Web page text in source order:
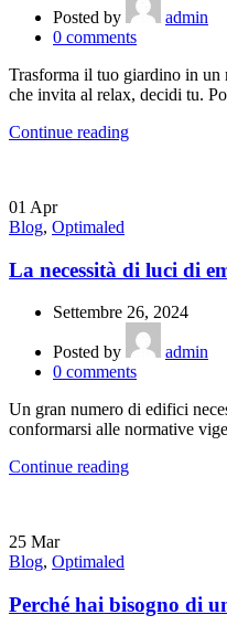
Posted by
admin
0 comments
Trasforma il tuo giardino in
che invita al relax, decidi tu.
Continue reading
01 Apr
Blog, Optimaled
La necessità di luci di
Settembre 26, 2024
Posted by
admin
0 comments
Un gran numero di edifici
conformarsi alle normative
Continue reading
25 Mar
Blog, Optimaled
Perché hai bisogno di